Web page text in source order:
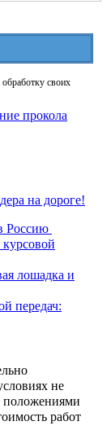
своих
прокола
на дороге!
Россию
лошадка и
передач:
не
положениями
работ